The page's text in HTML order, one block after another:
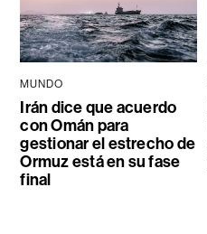
MUNDO
Irán dice que acuerdo
con Omán para
gestionar el estrecho de
Ormuz está en su fase
final